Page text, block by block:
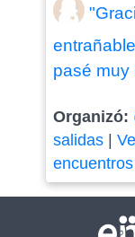
pasé muy
Organizó:
salidas|